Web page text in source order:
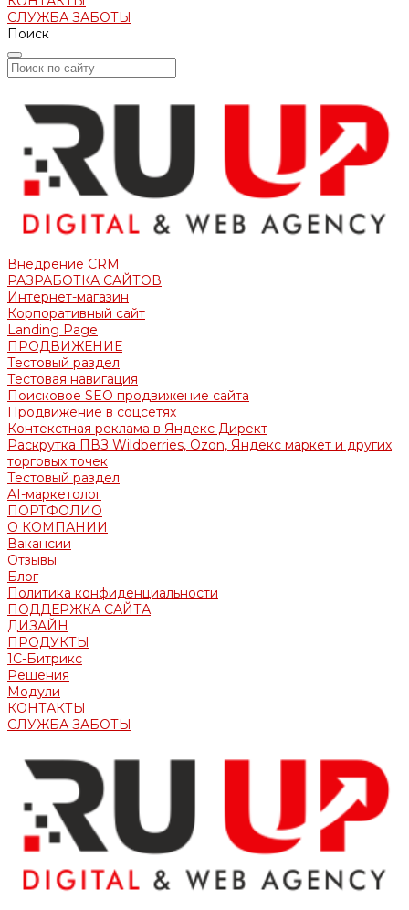
СЛУЖБА ЗАБОТЫ
Поиск
Внедрение CRM
РАЗРАБОТКА САЙТОВ
Интернет-магазин
Корпоративный сайт
Landing Page
ПРОДВИЖЕНИЕ
Тестовый раздел
Тестовая навигация
Поисковое SEO продвижение сайта
Продвижение в соцсетях
Контекстная реклама в Яндекс Директ
Раскрутка ПВЗ Wildberries, Ozon, Яндекс маркет и других
торговых точек
Тестовый раздел
AI-маркетолог
ПОРТФОЛИО
О КОМПАНИИ
Вакансии
Отзывы
Блог
Политика конфиденциальности
ПОДДЕРЖКА САЙТА
ДИЗАЙН
ПРОДУКТЫ
1С-Битрикс
Решения
Модули
КОНТАКТЫ
СЛУЖБА ЗАБОТЫ